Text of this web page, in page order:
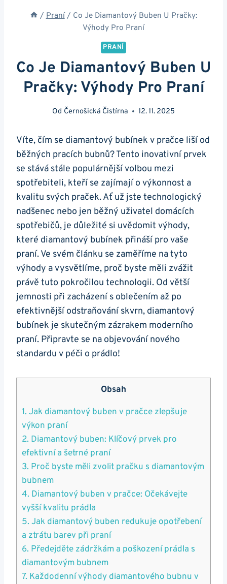
/ Praní / Co Je Diamantový Buben U Pračky:
Výhody Pro Praní
PRANÍ
Co Je Diamantový Buben U
Pračky: Výhody Pro Praní
Od Černošická Čistírna 12. 11. 2025
Víte, čím se diamantový bubínek v‌ pračce liší ‍od
běžných ‍pracích​ bubnů? Tento‌ inovativní ​prvek
se stává stále populárnější volbou ⁢mezi
‌spotřebiteli, kteří se zajímají⁢ o výkonnost‍ a
kvalitu svých praček. Ať už ‌jste technologický
nadšenec⁤ nebo jen běžný uživatel domácích⁣
spotřebičů, je důležité si‍ uvědomit ‍výhody,
které diamantový bubínek přináší pro vaše
praní. Ve svém článku se zaměříme na tyto
⁤výhody a​ vysvětlíme, proč⁤ byste ‌měli ⁣zvážit
právě tuto ‍pokročilou ‌technologii. Od ‍větší
jemnosti při zacházení‌ s⁣ oblečením až‍ po
efektivnější odstraňování ‍skvrn, diamantový
bubínek je skutečným zázrakem moderního
praní. Připravte ‌se na ⁤objevování‍ nového
standardu⁣ v ​péči ⁢o ​prádlo!
Obsah
1. Jak diamantový buben v pračce zlepšuje
výkon praní
2. Diamantový buben: ⁢Klíčový⁣ prvek pro​
efektivní a šetrné ⁣praní
3. Proč‌ byste⁢ měli zvolit pračku ⁣s diamantovým
bubnem
4. Diamantový buben ⁤v pračce:‍ Očekávejte
‌vyšší⁤ kvalitu⁢ prádla
5. Jak diamantový buben redukuje⁢ opotřebení‌
a‌ ztrátu barev​ při praní
6. Předejděte zádržkám a poškození ​prádla ‌s
diamantovým ‌bubnem
7. Každodenní výhody diamantového ⁣bubnu v